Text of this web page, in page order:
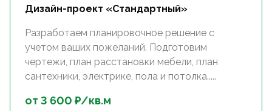
Дизайн-проект «Стандартный»
Разработаем планировочное решение с
учетом ваших пожеланий. Подготовим
чертежи, план расстановки мебели, план
сантехники, электрике, пола и потолка.....
от 3 600 ₽/кв.м